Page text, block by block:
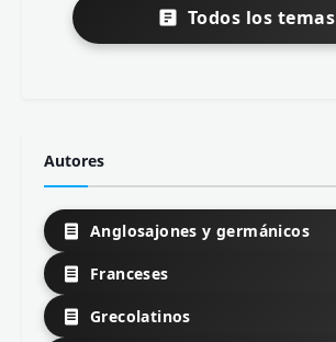
Todos los temas
Autores
Anglosajones y germánicos
Franceses
Grecolatinos